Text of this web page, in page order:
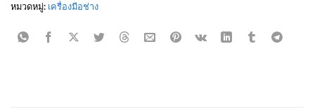
หมวดหมู่: เครื่องมือช่าง